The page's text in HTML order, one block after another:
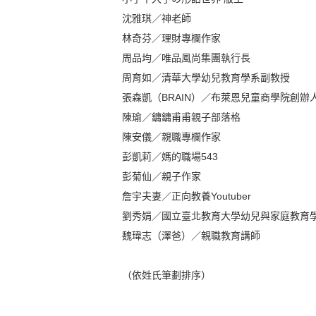
沈雅琪／神老師
林奇芬／理財專欄作家
周品均／唯品風尚集團執行長
周育如／清華大學幼兒教育學系副教授
張森凱（BRAIN）／布萊恩兒童商學院創辦
陳瑜／鏞鏞甫甫親子部落格
陳安儀／親職專欄作家
彭凱莉／媽的職場543
彭菊仙／親子作家
詹宇夫妻／正向教養Youtuber
劉秀娟／國立臺北教育大學幼兒與家庭教育
魏瑋志（澤爸）／親職教育講師
（依姓氏筆劃排序）